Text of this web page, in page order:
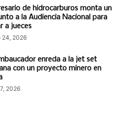
de hidrocarburos monta un
a la Audiencia Nacional para
a jueces
24, 2026
enreda a la jet set
con un proyecto minero en
2026